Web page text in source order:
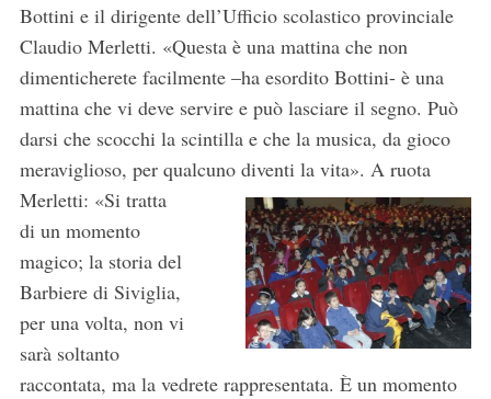
Bottini e il dirigente dell’Ufficio scolastico provinciale
Claudio Merletti. «Questa è una mattina che non
dimenticherete facilmente –ha esordito Bottini- è una
mattina che vi deve servire e può lasciare il segno. Può
darsi che scocchi la scintilla e che la musica, da gioco
meraviglioso, per qualcuno diventi la vita». A ruota
Merletti: «Si tratta
di un momento
magico; la storia del
Barbiere di Siviglia,
per una volta, non vi
sarà soltanto
raccontata, ma la vedrete rappresentata. È un momento